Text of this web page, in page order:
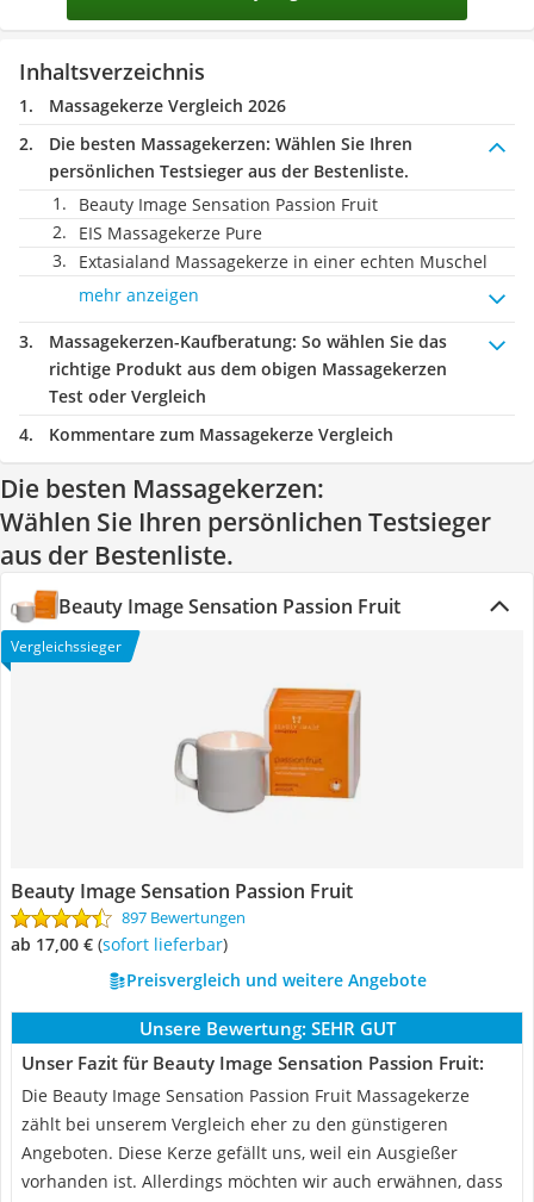
Inhaltsverzeichnis
Massagekerze Vergleich 2026
Die besten Massagekerzen: Wählen Sie Ihren
persönlichen Testsieger aus der Bestenliste.
Beauty Image Sensation Passion Fruit
EIS Massagekerze Pure
Extasialand Massagekerze in einer echten Muschel
mehr anzeigen
Massagekerzen-Kaufberatung: So wählen Sie das
richtige Produkt aus dem obigen Massagekerzen
Test oder Vergleich
Kommentare zum Massagekerze Vergleich
Die besten Massagekerzen:
Wählen Sie Ihren persönlichen Testsieger
aus der Bestenliste.
Beauty Image Sensation Passion Fruit
Vergleichssieger
Beauty Image Sensation Passion Fruit
897 Bewertungen
ab 17,00 € ( Sofort lieferbar)
Preisvergleich und weitere Angebote
Unsere Bewertung: SEHR GUT
Unser Fazit für Beauty Image Sensation Passion Fruit:
Die Beauty Image Sensation Passion Fruit Massagekerze
zählt bei unserem Vergleich eher zu den günstigeren
Angeboten. Diese Kerze gefällt uns, weil ein Ausgießer
vorhanden ist. Allerdings möchten wir auch erwähnen, dass